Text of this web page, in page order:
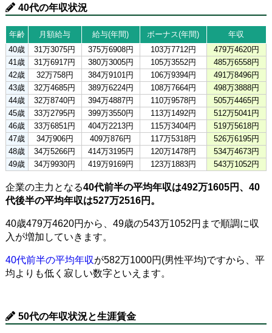
40代の年収状況
年齢 月額給与 給与(年間) ボーナス(年間)
年収
40歳
31万3075円 375万6908円 103万7712円
479万4620円
41歳
31万6917円 380万3005円 105万3552円
485万6558円
42歳
32万758円 384万9101円 106万9394円
491万8496円
43歳
32万4685円 389万6224円 108万7664円
498万3888円
44歳
32万8740円 394万4887円 110万9578円
505万4465円
45歳
33万2795円 399万3550円 113万1492円
512万5041円
46歳
33万6851円 404万2213円 115万3404円
519万5618円
47歳
34万906円 409万876円 117万5318円
526万6195円
48歳
34万5266円 414万3195円 120万1478円
534万4673円
49歳
34万9930円 419万9169円 123万1883円 543万1052円
企業の主力となる40代前半の平均年収は492万1605円、40
代後半の平均年収は527万2516円。
40歳479万4620円から、49歳の543万1052円まで順調に収
入が増加していきます。
40代前半の平均年収が582万1000円(男性平均)ですから、平
均よりも低く寂しい数字といえます。
50代の年収状況と生涯賃金